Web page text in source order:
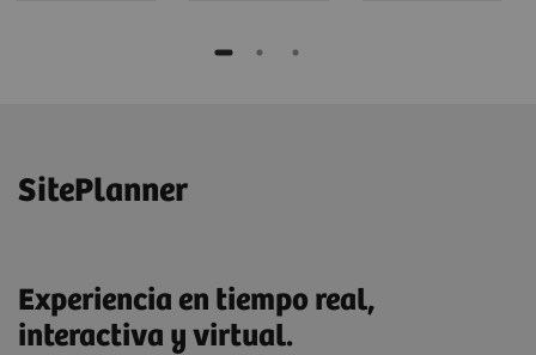
SitePlanner
Experiencia en tiempo real,
interactiva y virtual.